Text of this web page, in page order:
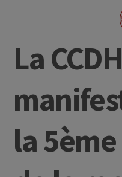
La CCDH
la